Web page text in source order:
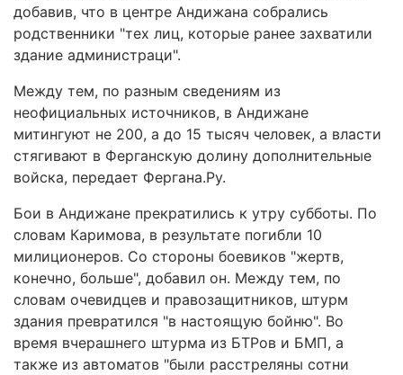
добавив, что в центре Андижана собрались
родственники "тех лиц, которые ранее захватили
здание администраци".
Между тем, по разным сведениям из
неофициальных источников, в Андижане
митингуют не 200, а до 15 тысяч человек, а власти
стягивают в Ферганскую долину дополнительные
войска, передает Фергана.Ру.
Бои в Андижане прекратились к утру субботы. По
словам Каримова, в результате погибли 10
милиционеров. Со стороны боевиков "жертв,
конечно, больше", добавил он. Между тем, по
словам очевидцев и правозащитников, штурм
здания превратился "в настоящую бойню". Во
время вчерашнего штурма из БТРов и БМП, а
также из автоматов "были расстреляны сотни